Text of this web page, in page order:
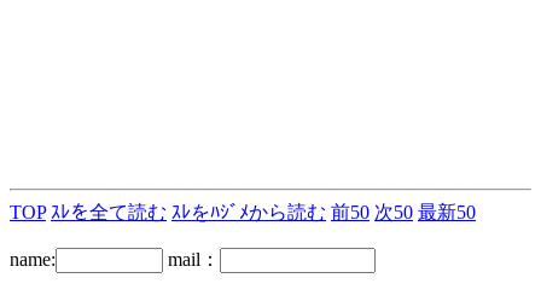
TOP ｽﾚを全て読む ｽﾚをﾊｼﾞﾒから読む 前50 次50 最新50
name: mail：